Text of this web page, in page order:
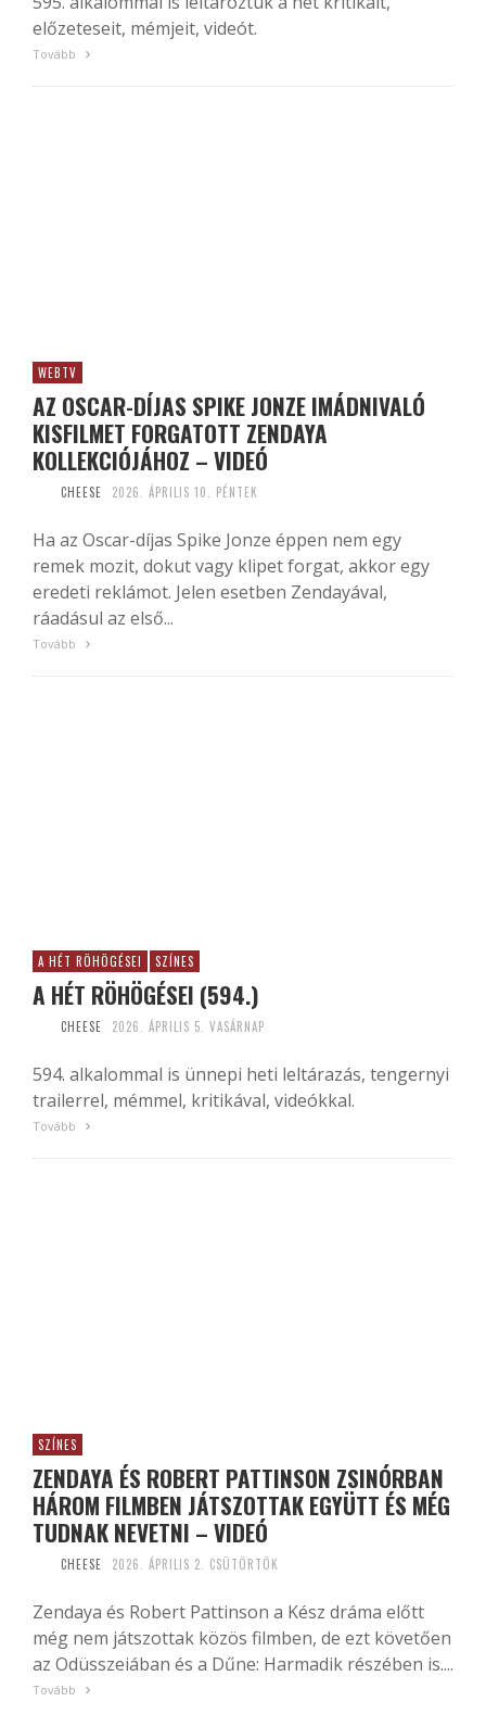
előzeteseit, mémjeit, videót.
Tovább
WEBTV
AZ OSCAR-DÍJAS SPIKE JONZE IMÁDNIVALÓ
KISFILMET FORGATOTT ZENDAYA
KOLLEKCIÓJÁHOZ – VIDEÓ
CHEESE 2026. ÁPRILIS 10. PÉNTEK
Ha az Oscar-díjas Spike Jonze éppen nem egy
remek mozit, dokut vagy klipet forgat, akkor egy
eredeti reklámot. Jelen esetben Zendayával,
ráadásul az első...
Tovább
A HÉT RÖHÖGÉSEI SZÍNES
A HÉT RÖHÖGÉSEI (594.)
CHEESE 2026. ÁPRILIS 5. VASÁRNAP
594. alkalommal is ünnepi heti leltárazás, tengernyi
trailerrel, mémmel, kritikával, videókkal.
Tovább
SZÍNES
ZENDAYA ÉS ROBERT PATTINSON ZSINÓRBAN
HÁROM FILMBEN JÁTSZOTTAK EGYÜTT ÉS MÉG
TUDNAK NEVETNI – VIDEÓ
CHEESE 2026. ÁPRILIS 2. CSÜTÖRTÖK
Zendaya és Robert Pattinson a Kész dráma előtt
még nem játszottak közös filmben, de ezt követően
az Odüsszeiában és a Dűne: Harmadik részében is....
Tovább